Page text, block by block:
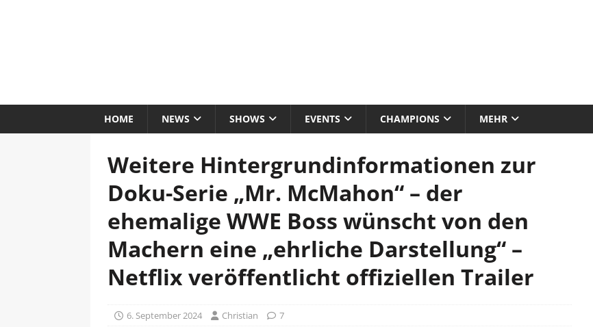
HOME NEWS SHOWS EVENTS CHAMPIONS MEHR
Weitere Hintergrundinformationen zur
Doku-Serie „Mr. McMahon“ – der
ehemalige WWE Boss wünscht von den
Machern eine „ehrliche Darstellung“ –
Netflix veröffentlicht offiziellen Trailer
6. September 2024 Christian 7